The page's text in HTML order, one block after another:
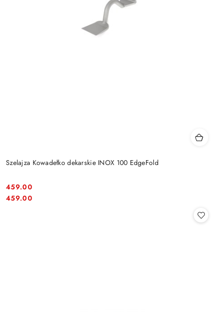
Szelajza Kowadełko dekarskie INOX 100 EdgeFold
Cena:
459.00
Cena:
459.00